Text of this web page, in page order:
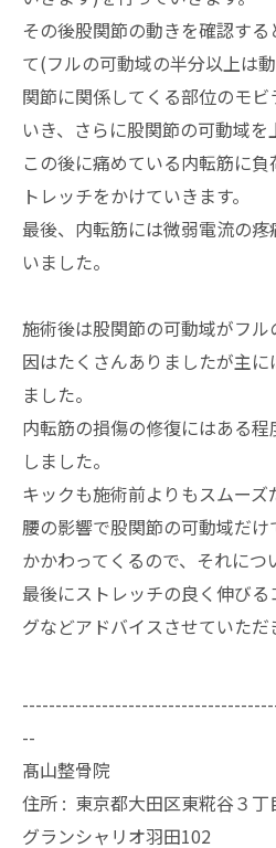
その後股関節の動きを確認す
て(フルの可動域の半分以上は
関節に関係してくる部位のモ
いき、さらに股関節の可動域を
この後に痛めている内転筋に
トレッチをかけていきます。
最後、内転筋には微弱電流の
いました。
施術後は股関節の可動域がフ
因はたくさんありましたが主
ました。
内転筋の損傷の修復にはある
しました。
キックも施術前よりもスムーズ
腰の影響で股関節の可動域だ
かかわってくるので、それにつ
最後にストレッチの良く伸び
グなどアドバイスさせていただ
--
髙山整骨院
住所 : 東京都大田区東糀谷３丁
グランシャリオ羽田102